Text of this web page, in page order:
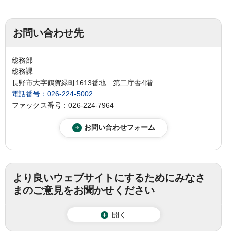
お問い合わせ先
総務部
総務課
長野市大字鶴賀緑町1613番地 第二庁舎4階
電話番号：026-224-5002
ファックス番号：026-224-7964
より良いウェブサイトにするためにみなさ
まのご意見をお聞かせください
開く